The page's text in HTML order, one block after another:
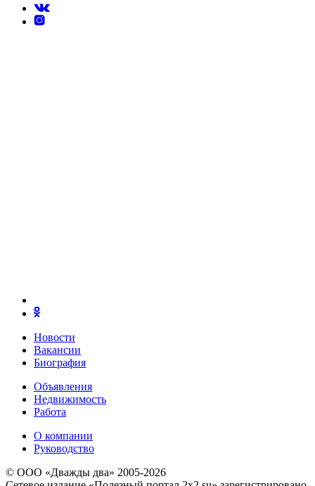
Новости
Вакансии
Биография
Объявления
Недвижимость
Работа
О компании
Руководство
© ООО «Дважды два» 2005-2026